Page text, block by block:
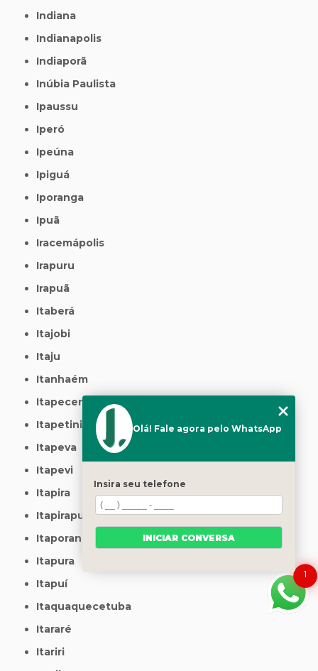
Indiana
Indianapolis
Indiaporã
Inúbia Paulista
Ipaussu
Iperó
Ipeúna
Ipiguá
Iporanga
Ipuã
Iracemápolis
Irapuru
Irapuã
Itaberá
Itajobi
Itaju
Itanhaém
Itapecerica da Serra
Itapetininga
Itapeva
Itapevi
Itapira
Itapirapuã Paulista
Itaporanga
Itapura
Itapuí
Itaquaquecetuba
Itararé
Itariri
1
Olá! Fale agora pelo WhatsApp
Insira seu telefone
INICIAR CONVERSA